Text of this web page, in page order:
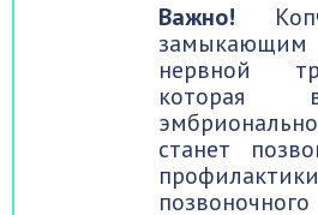
Важно!
нервной
которая
станет